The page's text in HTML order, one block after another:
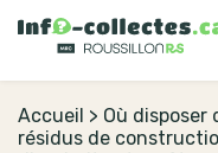
Accueil > Où disposer
résidus de